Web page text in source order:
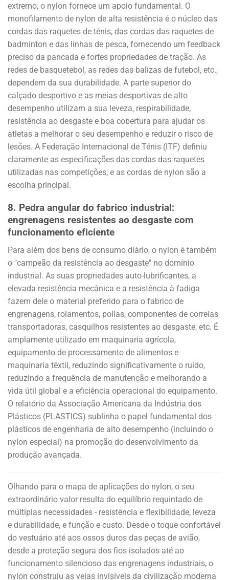
extremo, o nylon fornece um apoio fundamental. O
monofilamento de nylon de alta resistência é o núcleo das
cordas das raquetes de ténis, das cordas das raquetes de
badminton e das linhas de pesca, fornecendo um feedback
preciso da pancada e fortes propriedades de tração. As
redes de basquetebol, as redes das balizas de futebol, etc.,
dependem da sua durabilidade. A parte superior do
calçado desportivo e as meias desportivas de alto
desempenho utilizam a sua leveza, respirabilidade,
resistência ao desgaste e boa cobertura para ajudar os
atletas a melhorar o seu desempenho e reduzir o risco de
lesões. A Federação Internacional de Ténis (ITF) definiu
claramente as especificações das cordas das raquetes
utilizadas nas competições, e as cordas de nylon são a
escolha principal.
8. Pedra angular do fabrico industrial:
engrenagens resistentes ao desgaste com
funcionamento eficiente
Para além dos bens de consumo diário, o nylon é também
o "campeão da resistência ao desgaste" no domínio
industrial. As suas propriedades auto-lubrificantes, a
elevada resistência mecânica e a resistência à fadiga
fazem dele o material preferido para o fabrico de
engrenagens, rolamentos, polias, componentes de correias
transportadoras, casquilhos resistentes ao desgaste, etc. É
amplamente utilizado em maquinaria agrícola,
equipamento de processamento de alimentos e
maquinaria têxtil, reduzindo significativamente o ruído,
reduzindo a frequência de manutenção e melhorando a
vida útil global e a eficiência operacional do equipamento.
O relatório da Associação Americana da Indústria dos
Plásticos (PLASTICS) sublinha o papel fundamental dos
plásticos de engenharia de alto desempenho (incluindo o
nylon especial) na promoção do desenvolvimento da
produção avançada.
Olhando para o mapa de aplicações do nylon, o seu
extraordinário valor resulta do equilíbrio requintado de
múltiplas necessidades - resistência e flexibilidade, leveza
e durabilidade, e função e custo. Desde o toque confortável
do vestuário até aos ossos duros das peças de avião,
desde a proteção segura dos fios isolados até ao
funcionamento silencioso das engrenagens industriais, o
nylon construiu as veias invisíveis da civilização moderna